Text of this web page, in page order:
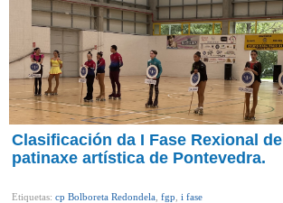
Clasificación da I Fase Rexional de
patinaxe artística de Pontevedra.
Etiquetas: cp Bolboreta Redondela fgp i fase